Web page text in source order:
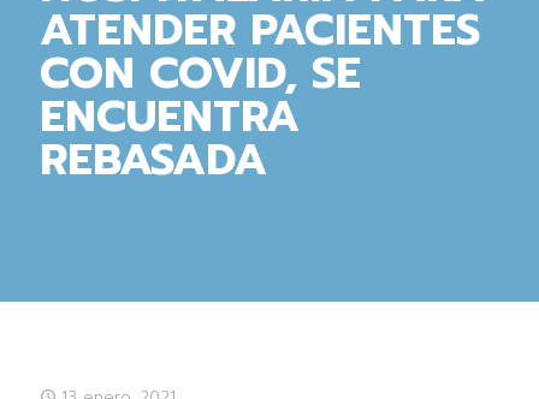
ATENDER PACIENTES
CON COVID, SE
ENCUENTRA
REBASADA